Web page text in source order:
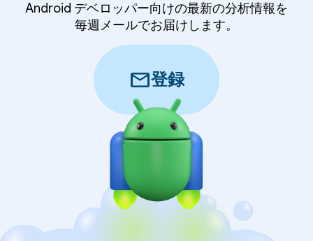
Android デベロッパー向けの最新の分析情報を
毎週メールでお届けします。
mail登録